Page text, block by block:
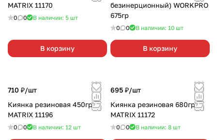
MATRIX 11170
0 0 В наличии: 5 шт
В корзину
безинерционный) WORKPRO
675гр
0 0 В наличии: 10 шт
В корзину
710 ₽/шт
Киянка резиновая 450гр
MATRIX 11196
0 0 В наличии: 12 шт
695 ₽/шт
Киянка резиновая 680гр
MATRIX 11172
0 0 В наличии: 8 шт